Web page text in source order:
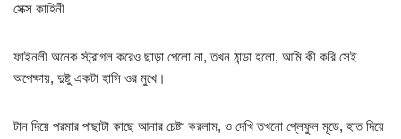
সেক্স কাহিনী
ফাইনলী অনেক স্ট্রাগল করেও ছাড়া পেলো না, তখন ঠান্ডা হলো, আমি কী করি সেই
অপেক্ষায়, দুষ্টু একটা হাসি ওর মুখে।
টান দিয়ে পরমার পাছাটা কাছে আনার চেষ্টা করলাম, ও দেখি তখনো প্লেফুল মূডে, হাত দিয়ে